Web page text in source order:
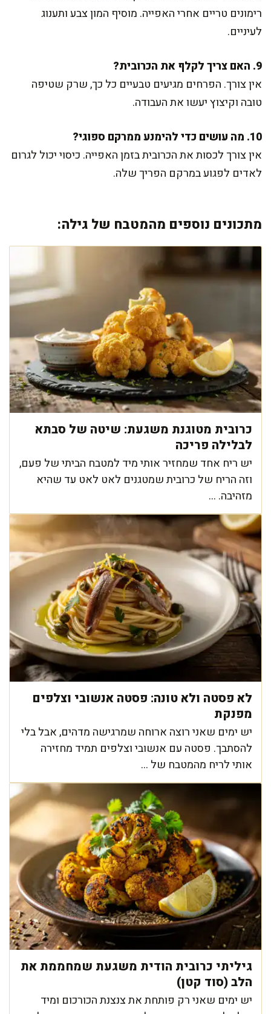
רימונים טריים אחרי האפייה. מוסיף המון צבע ותענוג
לעיניים.
9. האם צריך לקלף את הכרובית?
אין צורך. הפרחים מגיעים טבעיים כל כך, שרק שטיפה
טובה וקיצוץ יעשו את העבודה.
10. מה עושים כדי להימנע ממרקם ספוגי?
אין צורך לכסות את הכרובית בזמן האפייה. כיסוי יכול לגרום
לאדים לפגוע במרקם הפריך שלה.
מתכונים נוספים מהמטבח של גילה:
כרובית מטוגנת משגעת: שיטה של סבתא
לבלילה פריכה
יש ריח אחד שמחזיר אותי מיד למטבח הביתי של פעם,
וזה הריח של כרובית שמטגנים לאט לאט עד שהיא
מזהיבה. ...
לא פסטה ולא טונה: פסטה אנשובי וצלפים
מפנקת
יש ימים שאני רוצה ארוחה שמרגישה מדהים, אבל בלי
להסתבך. פסטה עם אנשובי וצלפים תמיד מחזירה
אותי לריח מהמטבח של ...
גיליתי כרובית הודית משגעת שמחממת את
הלב (סוד קטן)
יש ימים שאני רק פותחת את צנצנת הכורכום ומיד